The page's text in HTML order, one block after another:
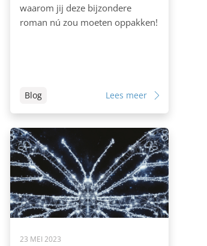
waarom jij deze bijzondere
roman nú zou moeten oppakken!
Blog Lees meer
23 MEI 2023